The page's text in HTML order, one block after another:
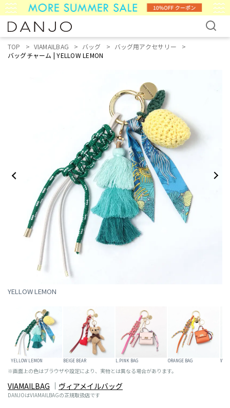
TOP VIAMAILBAG バッグ
バッグ用アクセサリー
バッグチャーム | YELLOW LEMON
YELLOW LEMON
YELLOW LEMON BEIGE BEAR L.PINK BAG ORANGE BAG
※画面上の色はブラウザや設定により、実物とは異なる場合があります。
VIAMAILBAG ヴィアメイルバッグ
DANJOはVIAMAILBAGの正規取扱店です